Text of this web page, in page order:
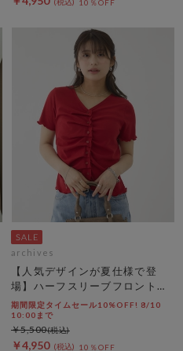
10％OFF
archives
【人気デザインが夏仕様で登
場】ハーフスリーブフロントタ
ックカットＴＯＰＳ
期間限定タイムセール10%OFF! 8/10
10:00まで
￥4,950 10％OFF
￥5,500